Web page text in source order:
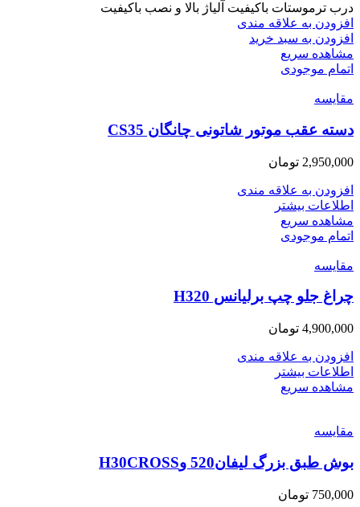
درب ترموستات باکیفیت آلیاژ بالا و نصب باکیفیت
افزودن به علاقه مندی
افزودن به سبد خرید
مشاهده سریع
اتمام موجودی
مقایسه
دسته عقب موتور شاتونی چانگان CS35
2,950,000 تومان
افزودن به علاقه مندی
اطلاعات بیشتر
مشاهده سریع
اتمام موجودی
مقایسه
چراغ جلو چپ برلیانس H320
4,900,000 تومان
افزودن به علاقه مندی
اطلاعات بیشتر
مشاهده سریع
مقایسه
بوش طبق بزرگ لیفان520 وH30CROSS
750,000 تومان